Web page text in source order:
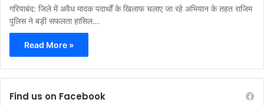
गरियाबंद: जिले में अवैध मादक पदार्थों के खिलाफ चलाए जा रहे अभियान के तहत राजिम
पुलिस ने बड़ी सफलता हासिल…
Read More »
Find us on Facebook